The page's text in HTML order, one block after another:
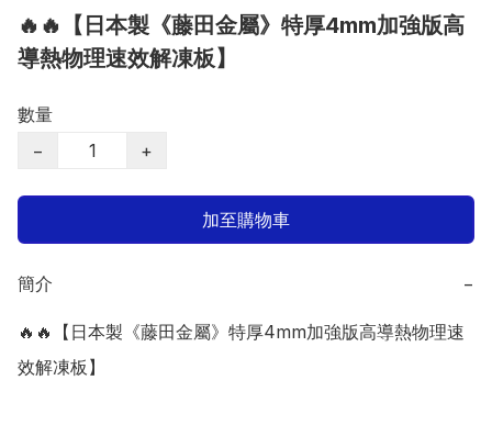
🔥🔥【日本製《藤田金屬》特厚4mm加強版高
導熱物理速效解凍板】
數量
−
+
加至購物車
簡介 −
🔥🔥【日本製《藤田金屬》特厚4mm加強版高導熱物理速
效解凍板】